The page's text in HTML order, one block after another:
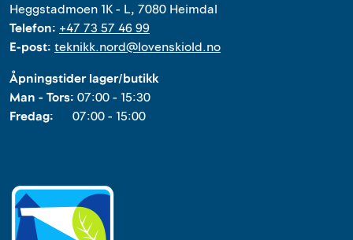
Heggstadmoen 1K - L, 7080 Heimdal
Telefon: +47 73 57 46 99
E-post: teknikk.nord@lovenskiold.no
Åpningstider lager/butikk
Man - Tors: 07:00 - 15:30
Fredag: 07:00 - 15:00